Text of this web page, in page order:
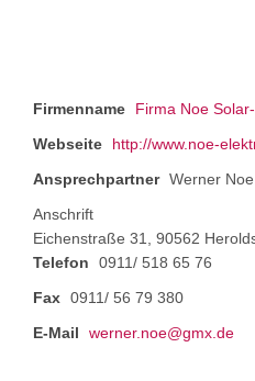
Firmenname
Firma Noe
Webseite
http://www.noe-
Ansprechpartner Werner Noe
Anschrift
Eichenstraße 31, 90562
Telefon
0911/ 518 65 76
Fax 0911/ 56 79 380
E-Mail
werner.noe@gmx.de